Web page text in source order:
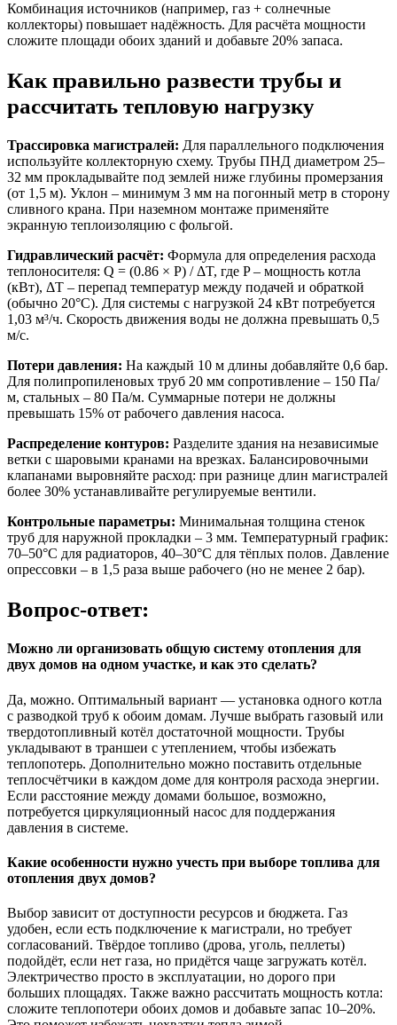
Комбинация источников (например, газ + солнечные
коллекторы) повышает надёжность. Для расчёта мощности
сложите площади обоих зданий и добавьте 20% запаса.
Как правильно развести трубы и
рассчитать тепловую нагрузку
Трассировка магистралей: Для параллельного подключения
используйте коллекторную схему. Трубы ПНД диаметром 25–
32 мм прокладывайте под землей ниже глубины промерзания
(от 1,5 м). Уклон – минимум 3 мм на погонный метр в сторону
сливного крана. При наземном монтаже применяйте
экранную теплоизоляцию с фольгой.
Гидравлический расчёт: Формула для определения расхода
теплоносителя: Q = (0.86 × P) / ΔT, где P – мощность котла
(кВт), ΔT – перепад температур между подачей и обраткой
(обычно 20°C). Для системы с нагрузкой 24 кВт потребуется
1,03 м³/ч. Скорость движения воды не должна превышать 0,5
м/с.
Потери давления: На каждый 10 м длины добавляйте 0,6 бар.
Для полипропиленовых труб 20 мм сопротивление – 150 Па/
м, стальных – 80 Па/м. Суммарные потери не должны
превышать 15% от рабочего давления насоса.
Распределение контуров: Разделите здания на независимые
ветки с шаровыми кранами на врезках. Балансировочными
клапанами выровняйте расход: при разнице длин магистралей
более 30% устанавливайте регулируемые вентили.
Контрольные параметры: Минимальная толщина стенок
труб для наружной прокладки – 3 мм. Температурный график:
70–50°C для радиаторов, 40–30°C для тёплых полов. Давление
опрессовки – в 1,5 раза выше рабочего (но не менее 2 бар).
Вопрос-ответ:
Можно ли организовать общую систему отопления для
двух домов на одном участке, и как это сделать?
Да, можно. Оптимальный вариант — установка одного котла
с разводкой труб к обоим домам. Лучше выбрать газовый или
твердотопливный котёл достаточной мощности. Трубы
укладывают в траншеи с утеплением, чтобы избежать
теплопотерь. Дополнительно можно поставить отдельные
теплосчётчики в каждом доме для контроля расхода энергии.
Если расстояние между домами большое, возможно,
потребуется циркуляционный насос для поддержания
давления в системе.
Какие особенности нужно учесть при выборе топлива для
отопления двух домов?
Выбор зависит от доступности ресурсов и бюджета. Газ
удобен, если есть подключение к магистрали, но требует
согласований. Твёрдое топливо (дрова, уголь, пеллеты)
подойдёт, если нет газа, но придётся чаще загружать котёл.
Электричество просто в эксплуатации, но дорого при
больших площадях. Также важно рассчитать мощность котла:
сложите теплопотери обоих домов и добавьте запас 10–20%.